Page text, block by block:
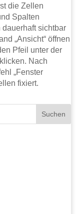
die Zellen
Spalten
sichtbar
„Ansicht“ öffnen
Pfeil unter der
Nach
„Fenster
fixiert.